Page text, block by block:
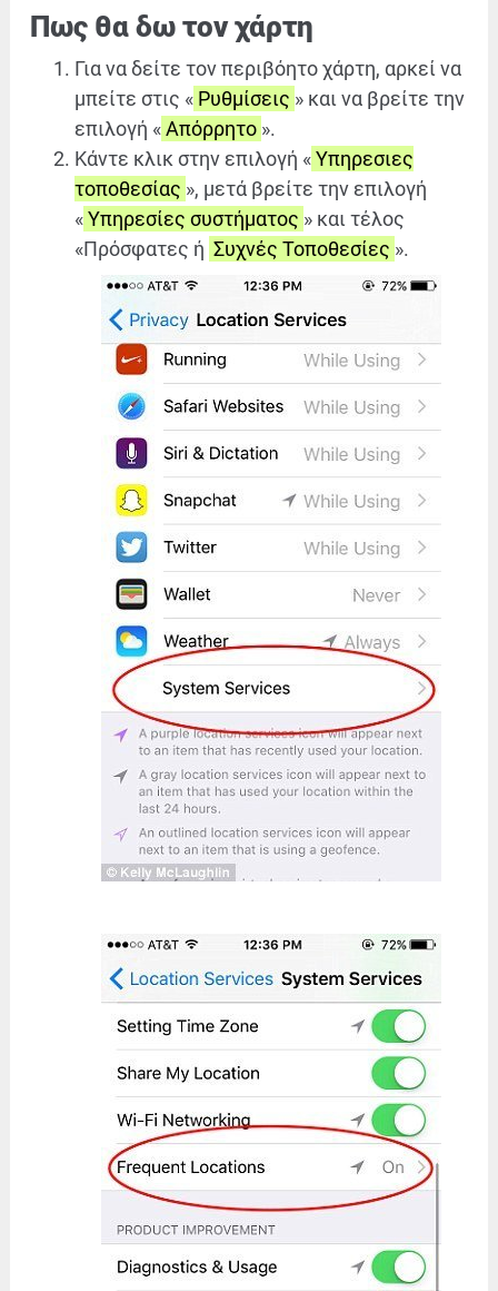
Πως θα δω τον χάρτη
Για να δείτε τον περιβόητο χάρτη, αρκεί να
μπείτε στις « Ρυθμίσεις » και να βρείτε την
επιλογή «Απόρρητο ».
Κάντε κλικ στην επιλογή «Υπηρεσιες
τοποθεσίας », μετά βρείτε την επιλογή
«Υπηρεσίες συστήματος » και τέλος
«Πρόσφατες ή Συχνές Τοποθεσίες ».